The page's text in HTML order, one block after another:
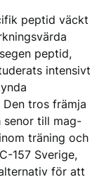
peptid väckt
peptid,
intensivt
tros främja
senor till mag-
träning och
157 Sverige,
för att